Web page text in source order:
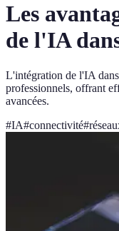
Les
de l'IA
L'intégration de l'IA
professionnels, offrant
avancées.
#IA#connectivité#